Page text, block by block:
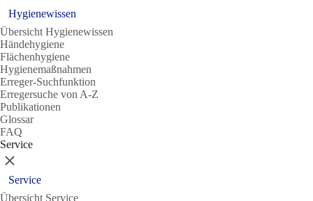
Hygienewissen
Übersicht Hygienewissen
Händehygiene
Flächenhygiene
Hygienemaßnahmen
Erreger-Suchfunktion
Erregersuche von A-Z
Publikationen
Glossar
FAQ
Service
Schließen
Service
Übersicht Service